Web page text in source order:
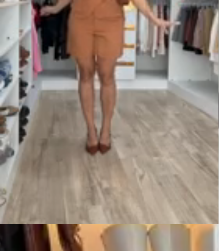
Até 6x sem juros
Parcele no cartão de crédito com parcela mínima de R$30